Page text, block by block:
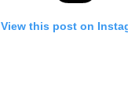
View this post on